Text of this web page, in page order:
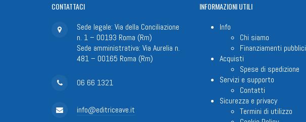
CONTATTACI
Sede legale: Via della Conciliazione
n. 1 – 00193 Roma (Rm)
Sede amministrativa: Via Aurelia n.
481 – 00165 Roma (Rm)
06 66 1321
info@editriceave.it
INFORMAZIONIUTILI
Info
Chi siamo
Finanziamenti pubblici
Acquisti
Spese di spedizione
Servizi e supporto
Contatti
Sicurezza e privacy
Termini di utilizzo